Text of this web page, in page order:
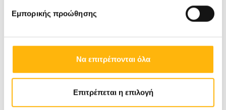
Εμπορικής προώθησης
Να επιτρέπονται όλα
Επιτρέπεται η επιλογή
Παίδων που διευθύνει ο παγκοσμίου φήμης
ΙΑΣΩ Παίδωνφροντίζουμε πάντα η υγεία των
παιδιών να είναι στα καλύτερα χέρια. Το
ιατρικόκαι τοεξειδικευμένο